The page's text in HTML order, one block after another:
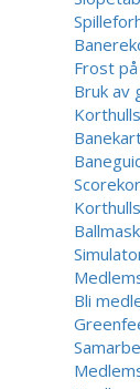
Frost
Bruk av
Bli